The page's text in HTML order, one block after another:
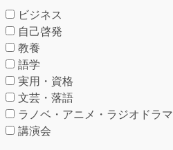
ビジネス
自己啓発
教養
語学
実用・資格
文芸・落語
ラノベ・アニメ・ラジオドラマ
講演会